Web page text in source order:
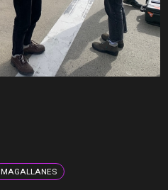
MAGALLANES